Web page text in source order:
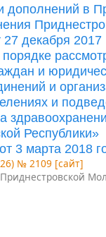
дополнений в
27 декабря
и
и
и
Республики»
3 марта 2018
№ 2109 [сайт]